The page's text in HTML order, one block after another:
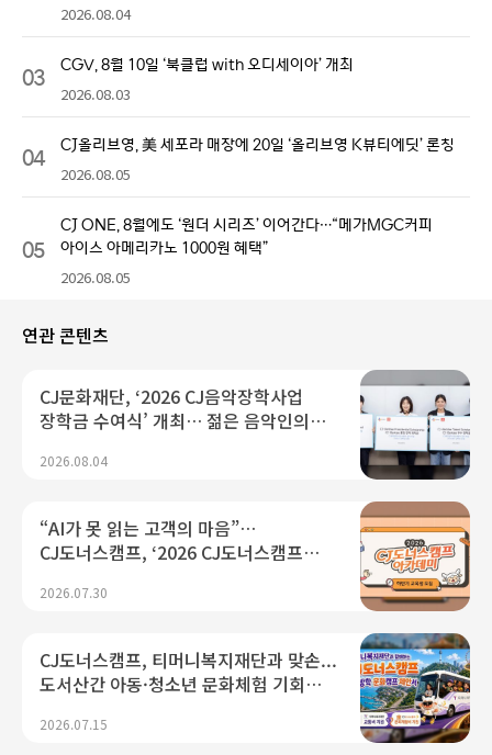
2026.08.04
03 CGV, 8월 10일 ‘북클럽 with 오디세이아’ 개최
2026.08.03
04 CJ올리브영, 美 세포라 매장에 20일 ‘올리브영 K뷰티에딧’ 론칭
2026.08.05
05
CJ ONE, 8월에도 ‘원더 시리즈’ 이어간다…“메가MGC커피
아이스 아메리카노 1000원 혜택”
2026.08.05
연관 콘텐츠
CJ문화재단, ‘2026 CJ음악장학사업
장학금 수여식’ 개최… 젊은 음악인의
2026.08.04
“AI가 못 읽는 고객의 마음”…
CJ도너스캠프, ‘2026 CJ도너스캠프
잇는다
2026.07.30
CJ도너스캠프, 티머니복지재단과 맞손...
도서산간 아동·청소년 문화체험 기회
2026.07.15